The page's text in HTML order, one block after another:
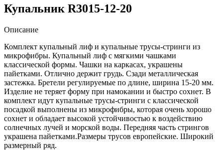
Купальник R3015-12-20
Описание
Комплект купальный лиф и купальные трусы-стринги из
микрофибры. Купальный лиф с мягкими чашками
классической формы. Чашки на каркасах, украшены
пайетками. Отлично держит грудь. Сзади металлическая
застежка. Бретели регулируемые по длине, ширина 15-20 мм.
Изделие не теряет форму при намокании и быстро сохнет. В
комплект идут купальные трусы-стринги с классической
посадкой выполнены из микрофибры, которая очень хорошо
сохнет и обладает высокой устойчивостью к воздействию
солнечных лучей и морской воды. Передняя часть стрингов
украшена пайетками.Размеры трусов европейские. Широкий
размерный ряд.